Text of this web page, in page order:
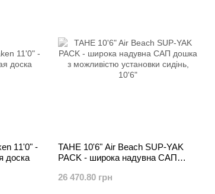
11'0" -
доска
TAHE 10'6" Air Beach SUP-YAK
PACK - широка надувна САП
сидінь
26 470.80 грн